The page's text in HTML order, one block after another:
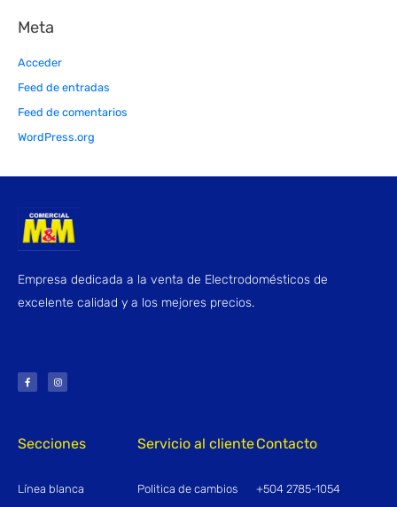
Meta
Acceder
Feed de entradas
Feed de comentarios
WordPress.org
Empresa dedicada a la venta de Electrodomésticos de
excelente calidad y a los mejores precios.
c
e
b
s
t
a
Secciones
Línea blanca
Servicio al cliente
Politica de cambios
Contacto
+504 2785-1054